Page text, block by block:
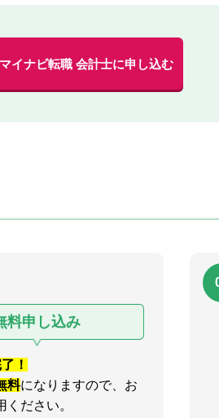
イナビ転職 会計士に申し込む
料申し込み
！
料になりますので、お
ください。